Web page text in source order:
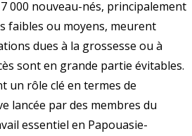
000 nouveau-nés, principalement
faibles ou moyens, meurent
dues à la grossesse ou à
sont en grande partie évitables.
un rôle clé en termes de
lancée par des membres du
essentiel en Papouasie-